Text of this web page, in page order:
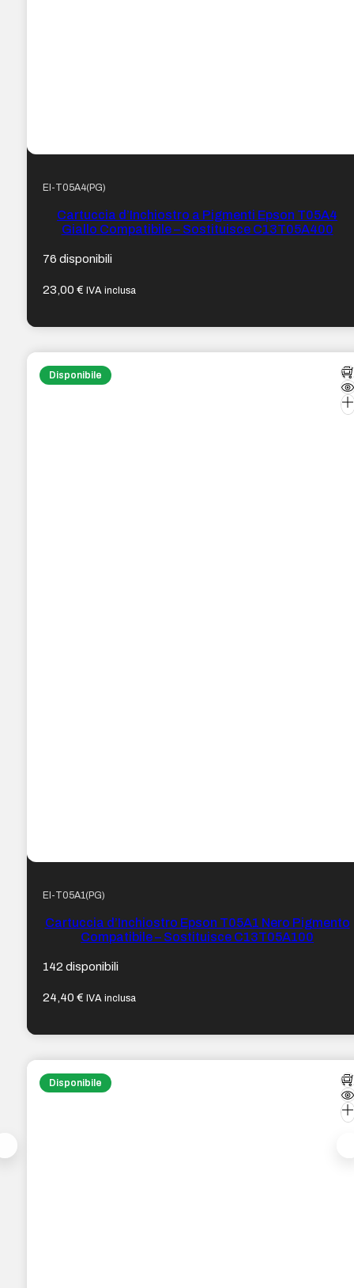
EI-T05A4(PG)
Cartuccia d’Inchiostro a Pigmenti Epson T05A4
Giallo Compatibile – Sostituisce C13T05A400
76 disponibili
23,00€ IVA inclusa
Disponibile
EI-T05A1(PG)
Cartuccia d’Inchiostro Epson T05A1 Nero Pigmento
Compatibile – Sostituisce C13T05A100
142 disponibili
24,40€ IVA inclusa
Disponibile